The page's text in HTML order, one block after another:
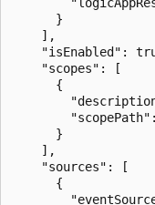
      }
    ],
"isEnabled":
    "scopes": [
      {
      }
    ],
    "sources": [
      {